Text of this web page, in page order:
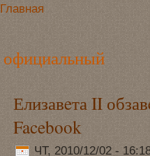
Главная
официальный
Елизавeта II
Facebook
ЧТ, 2010/12/02 -